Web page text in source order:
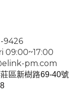
9426
09:00~17:00
pm.com
區新樹路69-40號